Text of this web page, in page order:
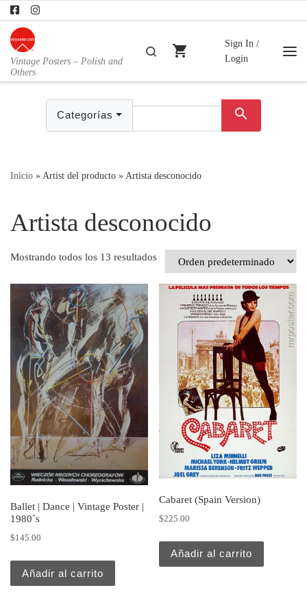
Skip to content
Vintage Posters – Polish and
Others
Buscar
shopping_cart
Sign In /
Login
Categorías search
Inicio »Artist del producto »Artista desconocido
Artista desconocido
Mostrando todos los 13 resultados
Ballet | Dance | Vintage Poster |
1980´s
$145.00
Añadir al carrito
Cabaret (Spain Version)
$225.00
Añadir al carrito